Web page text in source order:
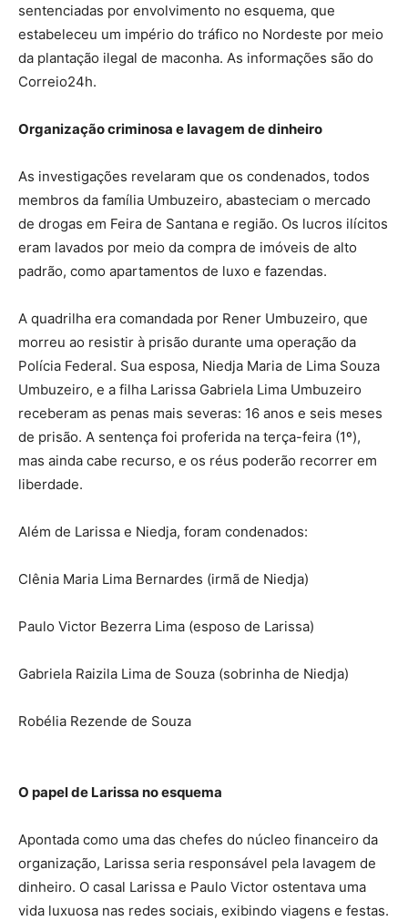
sentenciadas por envolvimento no esquema, que
estabeleceu um império do tráfico no Nordeste por meio
da plantação ilegal de maconha. As informações são do
Correio24h.
Organização criminosa e lavagem de dinheiro
As investigações revelaram que os condenados, todos
membros da família Umbuzeiro, abasteciam o mercado
de drogas em Feira de Santana e região. Os lucros ilícitos
eram lavados por meio da compra de imóveis de alto
padrão, como apartamentos de luxo e fazendas.
A quadrilha era comandada por Rener Umbuzeiro, que
morreu ao resistir à prisão durante uma operação da
Polícia Federal. Sua esposa, Niedja Maria de Lima Souza
Umbuzeiro, e a filha Larissa Gabriela Lima Umbuzeiro
receberam as penas mais severas: 16 anos e seis meses
de prisão. A sentença foi proferida na terça-feira (1º),
mas ainda cabe recurso, e os réus poderão recorrer em
liberdade.
Além de Larissa e Niedja, foram condenados:
Clênia Maria Lima Bernardes (irmã de Niedja)
Paulo Victor Bezerra Lima (esposo de Larissa)
Gabriela Raizila Lima de Souza (sobrinha de Niedja)
Robélia Rezende de Souza
O papel de Larissa no esquema
Apontada como uma das chefes do núcleo financeiro da
organização, Larissa seria responsável pela lavagem de
dinheiro. O casal Larissa e Paulo Victor ostentava uma
vida luxuosa nas redes sociais, exibindo viagens e festas.